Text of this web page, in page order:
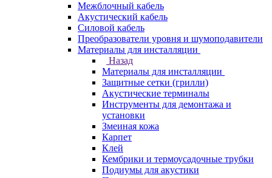
Межблочный кабель
Акустический кабель
Силовой кабель
Преобразователи уровня и шумоподавители
Материалы для инсталляции
Назад
Материалы для инсталляции
Защитные сетки (грилли)
Акустические терминалы
Инструменты для демонтажа и
установки
Змеиная кожа
Карпет
Клей
Кембрики и термоусадочные трубки
Подиумы для акустики